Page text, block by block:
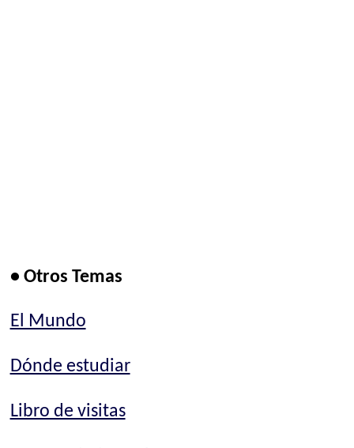
• Otros Temas
El Mundo
Dónde estudiar
Libro de visitas